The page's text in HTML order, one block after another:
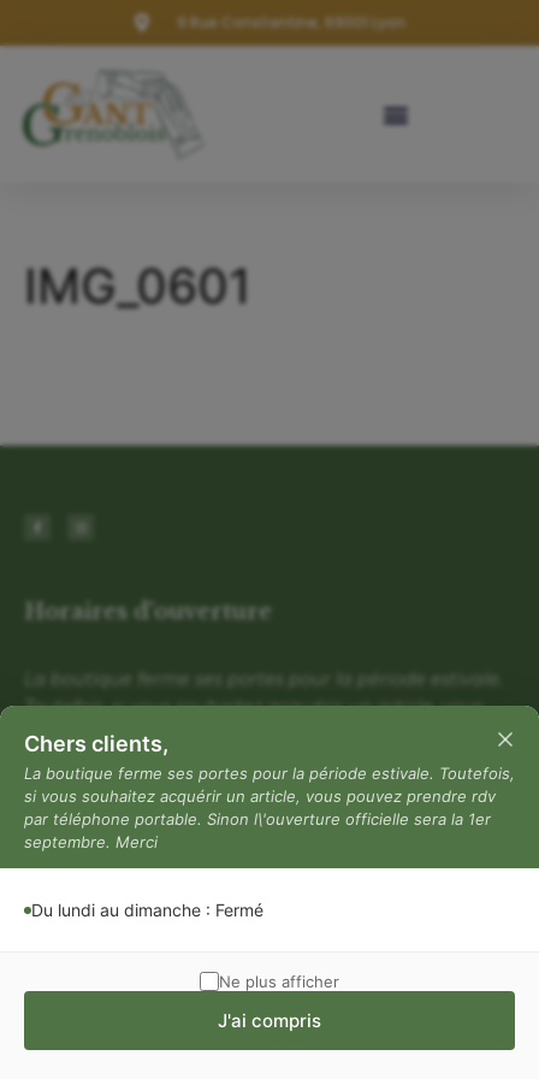
9 Rue Constantine, 69001 Lyon
IMG_0601
Horaires d'ouverture
La boutique ferme ses portes pour la période estivale.
Toutefois, si vous souhaitez acquérir un article, vous
pouvez prendre rdv par téléphone portable. Sinon
l\'ouverture officielle sera la 1er septembre. Merci
Du lundi au dimanche : Fermé
Mentions légales
Politique de confidentialité
Chers clients,
La boutique ferme ses portes pour la période estivale. Toutefois,
si vous souhaitez acquérir un article, vous pouvez prendre rdv
par téléphone portable. Sinon l\'ouverture officielle sera la 1er
septembre. Merci
Du lundi au dimanche : Fermé
Ne plus afficher
J'ai compris